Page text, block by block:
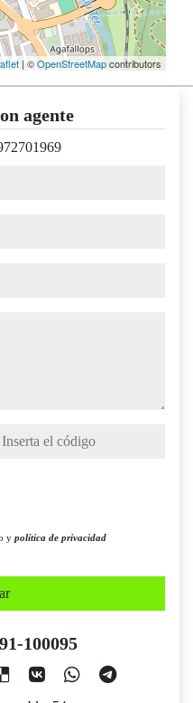
| ©OpenStreetMapcontributors
agente
y política de privacidad
100095